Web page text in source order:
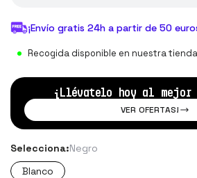
¡Envío gratis 24h a partir de 50
Recogida disponible en nuestra
¡Llévatelo hoy al
VER OFERTAS!
Selecciona:Negro
Blanco